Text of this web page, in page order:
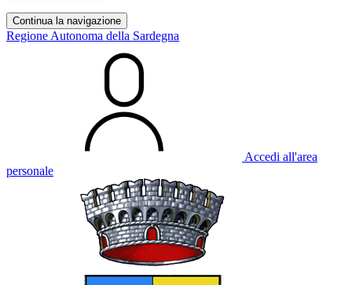
Continua la navigazione
Regione Autonoma della Sardegna
Accedi all'area
personale